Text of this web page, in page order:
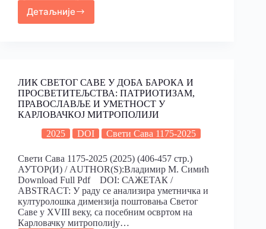
Детаљније
ЛИК СВЕТОГ САВЕ У ДОБА БАРОКА И
ПРОСВЕТИТЕЉСТВА: ПАТРИОТИЗАМ,
ПРАВОСЛАВЉЕ И УМЕТНОСТ У
КАРЛОВАЧКОJ МИТРОПОЛИJИ
2025
DOI Свети Сава 1175-2025
Свети Сава 1175-2025 (2025) (406-457 стр.)
АУТОР(И) / AUTHOR(S):Владимир М. Симић
Download Full Pdf DOI: САЖЕТАК /
ABSTRACT: У раду се анализира уметничка и
културолошка димензија поштовања Светог
Саве у XVIII веку, са посебним освртом на
Карловачку митрополију…